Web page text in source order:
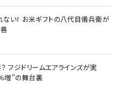
い！ お米ギフトの八代目儀兵衛が
フジドリームエアラインズが実
増”の舞台裏